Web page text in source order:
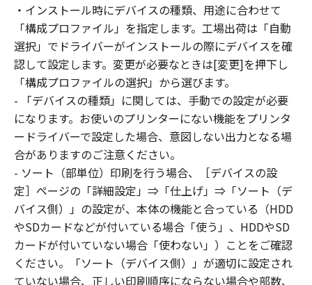
(3) 上記(1)および(2)に定める場合を除き、キヤ
ノンまたはキヤノンのライセンサーのいかなる
知的財産権も、明示たると黙示たるとを問わ
ず、本契約書によってお客様に譲渡あるいは許
諾されるものではありません。
２．制限
(1) お客様は、再使用許諾、譲渡、販売、頒
布、リースもしくは貸与その他の方法により、
第三者に「本ソフトウェア」を使用させること
はできません。
(2) お客様は、「本ソフトウェア」の全部また
は一部を修正、改変、逆コンパイル、逆アセン
ブル、その他リバースエンジニアリング等する
ことはできません。また第三者にこのような行
為をさせてはなりません。
３．著作権表示
・インストール時にデバイスの種類、用途に合わせて
「構成プロファイル」を指定します。工場出荷は「自動
選択」でドライバーがインストールの際にデバイスを確
認して設定します。変更が必要なときは[変更]を押下し
「構成プロファイルの選択」から選びます。
- 「デバイスの種類」に関しては、手動での設定が必要
になります。お使いのプリンターにない機能をプリンタ
ードライバーで設定した場合、意図しない出力となる場
合がありますのご注意ください。
- ソート（部単位）印刷を行う場合、［デバイスの設
定］ページの「詳細設定」⇒「仕上げ」⇒「ソート（デ
バイス側）」の設定が、本体の機能と合っている（HDD
やSDカードなどが付いている場合「使う」、HDDやSD
カードが付いていない場合「使わない」）ことをご確認
ください。「ソート（デバイス側）」が適切に設定され
ていない場合、正しい印刷順序にならない場合や部数、